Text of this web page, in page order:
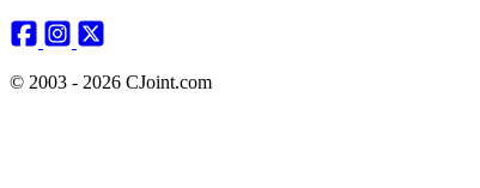
© 2003 - 2026 CJoint.com